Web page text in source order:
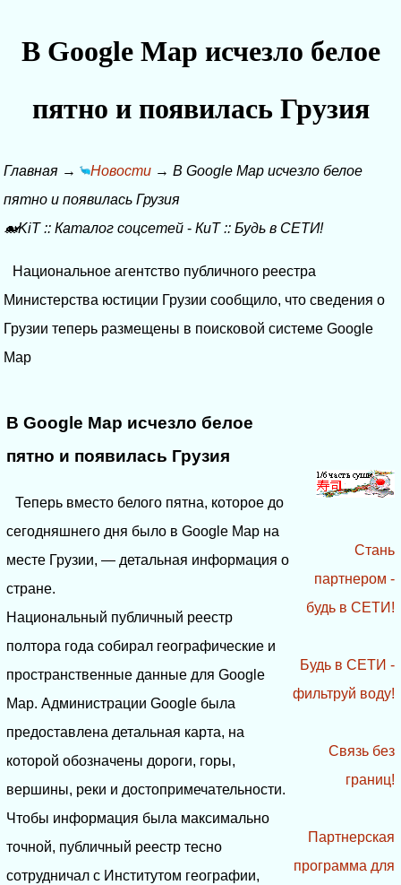
В Google Map исчезло белое
пятно и появилась Грузия
Главная → Новости → В Google Map исчезло белое
пятно и появилась Грузия
🐋KiT:: Каталог соцсетей - КиТ:: Будь в СЕТИ!
Национальное агентство публичного реестра
Министерства юстиции Грузии сообщило, что сведения о
Грузии теперь размещены в поисковой системе Google
Map
В Google Map исчезло белое
пятно и появилась Грузия
Теперь вместо белого пятна, которое до
сегодняшнего дня было в Google Map на
месте Грузии, — детальная информация о
стране.
Национальный публичный реестр
полтора года собирал географические и
пространственные данные для Google
Map. Администрации Google была
предоставлена детальная карта, на
которой обозначены дороги, горы,
вершины, реки и достопримечательности.
Чтобы информация была максимально
точной, публичный реестр тесно
сотрудничал с Институтом географии,
Стань
партнером -
будь в СЕТИ!
Будь в СЕТИ -
фильтруй воду!
Связь без
границ!
Партнерская
программа для